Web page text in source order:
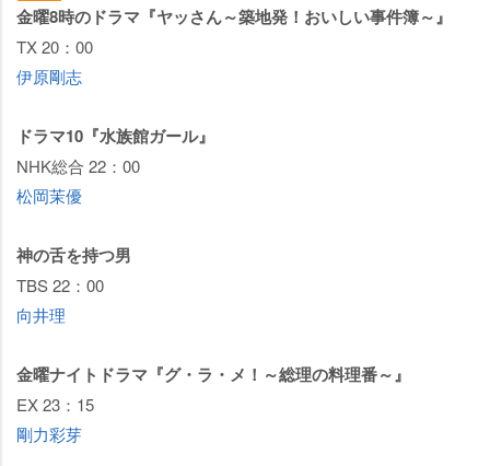
金曜8時のドラマ『ヤッさん～築地発！おいしい事件簿～』
TX 20：00
伊原剛志
ドラマ10『水族館ガール』
NHK総合 22：00
松岡茉優
神の舌を持つ男
TBS 22：00
向井理
金曜ナイトドラマ『グ・ラ・メ！～総理の料理番～』
EX 23：15
剛力彩芽